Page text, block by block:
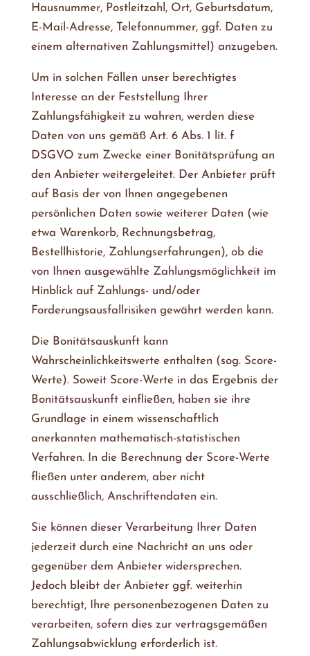
Hausnummer, Postleitzahl, Ort, Geburtsdatum,
E-Mail-Adresse, Telefonnummer, ggf. Daten zu
einem alternativen Zahlungsmittel) anzugeben.
Um in solchen Fällen unser berechtigtes
Interesse an der Feststellung Ihrer
Zahlungsfähigkeit zu wahren, werden diese
Daten von uns gemäß Art. 6 Abs. 1 lit. f
DSGVO zum Zwecke einer Bonitätsprüfung an
den Anbieter weitergeleitet. Der Anbieter prüft
auf Basis der von Ihnen angegebenen
persönlichen Daten sowie weiterer Daten (wie
etwa Warenkorb, Rechnungsbetrag,
Bestellhistorie, Zahlungserfahrungen), ob die
von Ihnen ausgewählte Zahlungsmöglichkeit im
Hinblick auf Zahlungs- und/oder
Forderungsausfallrisiken gewährt werden kann.
Die Bonitätsauskunft kann
Wahrscheinlichkeitswerte enthalten (sog. Score-
Werte). Soweit Score-Werte in das Ergebnis der
Bonitätsauskunft einfließen, haben sie ihre
Grundlage in einem wissenschaftlich
anerkannten mathematisch-statistischen
Verfahren. In die Berechnung der Score-Werte
fließen unter anderem, aber nicht
ausschließlich, Anschriftendaten ein.
Sie können dieser Verarbeitung Ihrer Daten
jederzeit durch eine Nachricht an uns oder
gegenüber dem Anbieter widersprechen.
Jedoch bleibt der Anbieter ggf. weiterhin
berechtigt, Ihre personenbezogenen Daten zu
verarbeiten, sofern dies zur vertragsgemäßen
Zahlungsabwicklung erforderlich ist.